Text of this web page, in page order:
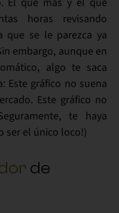
horas revisando
que se le parezca ya
embargo, aunque en
algo te saca
Este gráfico no suena
Este gráfico no
te haya
ser el único loco!)
de